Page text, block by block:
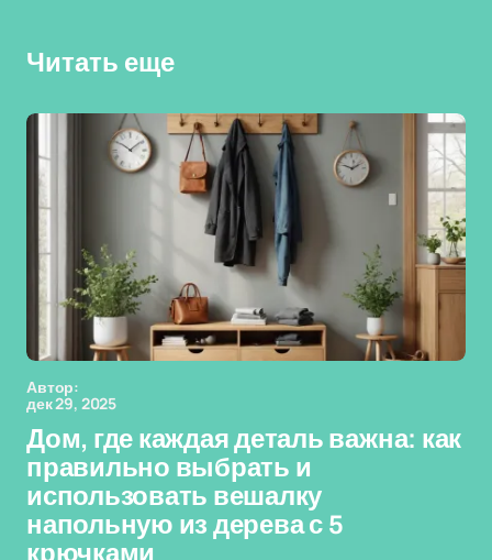
Читать еще
Автор:
дек 29, 2025
Дом, где каждая деталь важна: как
правильно выбрать и
использовать вешалку
напольную из дерева с 5
крючками